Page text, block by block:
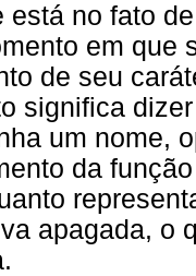
está no fato
em que
de seu
significa
um nome,
da
apagada, o